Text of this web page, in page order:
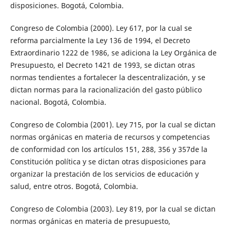
disposiciones. Bogotá, Colombia.
Congreso de Colombia (2000). Ley 617, por la cual se
reforma parcialmente la Ley 136 de 1994, el Decreto
Extraordinario 1222 de 1986, se adiciona la Ley Orgánica de
Presupuesto, el Decreto 1421 de 1993, se dictan otras
normas tendientes a fortalecer la descentralización, y se
dictan normas para la racionalización del gasto público
nacional. Bogotá, Colombia.
Congreso de Colombia (2001). Ley 715, por la cual se dictan
normas orgánicas en materia de recursos y competencias
de conformidad con los artículos 151, 288, 356 y 357de la
Constitución política y se dictan otras disposiciones para
organizar la prestación de los servicios de educación y
salud, entre otros. Bogotá, Colombia.
Congreso de Colombia (2003). Ley 819, por la cual se dictan
normas orgánicas en materia de presupuesto,